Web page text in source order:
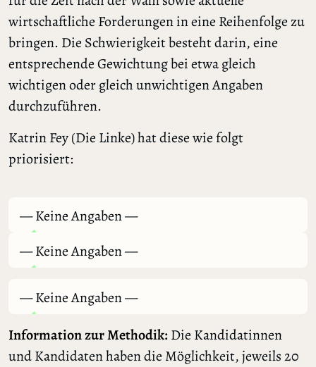
wirtschaftliche Forderungen in eine Reihenfolge zu
bringen. Die Schwierigkeit besteht darin, eine
entsprechende Gewichtung bei etwa gleich
wichtigen oder gleich unwichtigen Angaben
durchzuführen.
Katrin Fey (Die Linke) hat diese wie folgt
priorisiert:
— Keine Angaben —
— Keine Angaben —
— Keine Angaben —
Information zur Methodik:Die Kandidatinnen
und Kandidaten haben die Möglichkeit, jeweils 20